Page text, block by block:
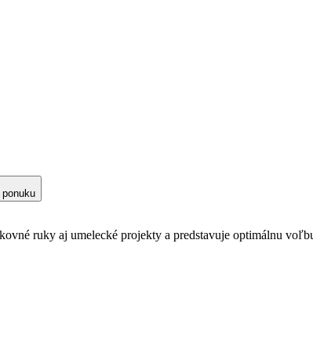
ruky aj umelecké projekty a predstavuje optimálnu